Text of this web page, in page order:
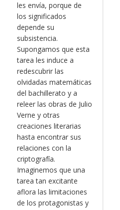
les envía, porque de
los significados
depende su
subsistencia.
Supongamos que esta
tarea les induce a
redescubrir las
olvidadas matemáticas
del bachillerato y a
releer las obras de Julio
Verne y otras
creaciones literarias
hasta encontrar sus
relaciones con la
criptografía.
Imaginemos que una
tarea tan excitante
aflora las limitaciones
de los protagonistas y